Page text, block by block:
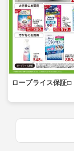
ロープライス保証□